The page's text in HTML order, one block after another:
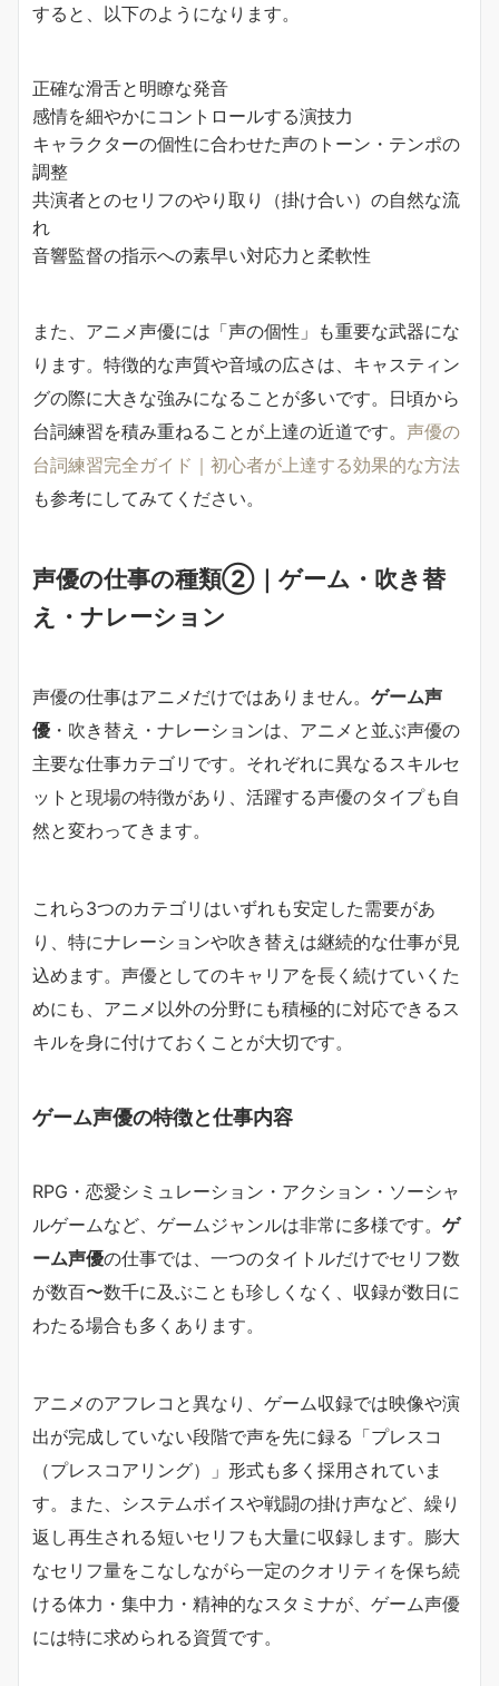
すると、以下のようになります。
正確な滑舌と明瞭な発音
感情を細やかにコントロールする演技力
キャラクターの個性に合わせた声のトーン・テンポの
調整
共演者とのセリフのやり取り（掛け合い）の自然な流
れ
音響監督の指示への素早い対応力と柔軟性
また、アニメ声優には「声の個性」も重要な武器にな
ります。特徴的な声質や音域の広さは、キャスティン
グの際に大きな強みになることが多いです。日頃から
台詞練習を積み重ねることが上達の近道です。 声優の
台詞練習完全ガイド｜初心者が上達する効果的な方法
も参考にしてみてください。
声優の仕事の種類②｜ゲーム・吹き替
え・ナレーション
声優の仕事はアニメだけではありません。 ゲーム声
優 ・吹き替え・ナレーションは、アニメと並ぶ声優の
主要な仕事カテゴリです。それぞれに異なるスキルセ
ットと現場の特徴があり、活躍する声優のタイプも自
然と変わってきます。
これら3つのカテゴリはいずれも安定した需要があ
り、特にナレーションや吹き替えは継続的な仕事が見
込めます。声優としてのキャリアを長く続けていくた
めにも、アニメ以外の分野にも積極的に対応できるス
キルを身に付けておくことが大切です。
ゲーム声優の特徴と仕事内容
RPG・恋愛シミュレーション・アクション・ソーシャ
ルゲームなど、ゲームジャンルは非常に多様です。 ゲ
ーム声優の仕事では、一つのタイトルだけでセリフ数
が数百〜数千に及ぶことも珍しくなく、収録が数日に
わたる場合も多くあります。
アニメのアフレコと異なり、ゲーム収録では映像や演
出が完成していない段階で声を先に録る「プレスコ
（プレスコアリング）」形式も多く採用されていま
す。また、システムボイスや戦闘の掛け声など、繰り
返し再生される短いセリフも大量に収録します。膨大
なセリフ量をこなしながら一定のクオリティを保ち続
ける体力・集中力・精神的なスタミナが、ゲーム声優
には特に求められる資質です。